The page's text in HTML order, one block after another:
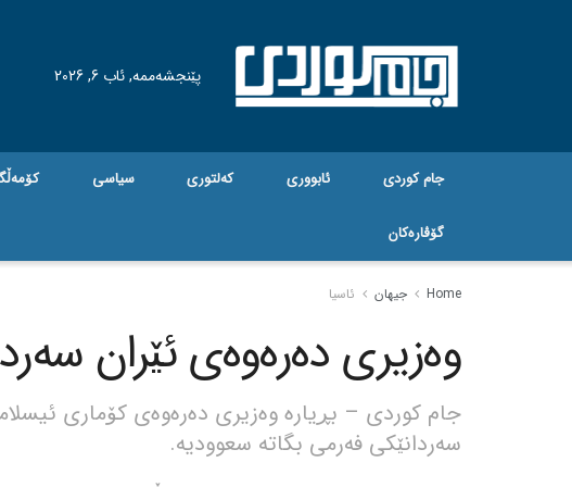
پێنجشەممە, ئاب 6, 2026
جام کوردی ئابووری کەلتوری سیاسی
گۆڤاره‌کان
Home جیهان ئاسیا
وەزیری دەرەوەی ئێران
جام کوردی – بڕیارە وەزیری دەرەوەی کۆماری
سەردانێکی فەرمی بگاتە سعوودیە.